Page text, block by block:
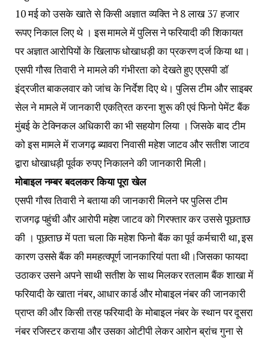
10 मई को उसके खाते से किसी अज्ञात व्यक्ति ने 8 लाख 37 हजार
रूपए निकाल लिए थे । इस मामले में पुलिस ने फरियादी की शिकायत
पर अज्ञात आरोपियों के खिलाफ धोखाधड़ी का प्रकरण दर्ज किया था।
एसपी गौरव तिवारी ने मामले की गंभीरता को देखते हुए एएसपी डॉ
इंद्रजीत बाकलवार को जांच के निर्देश दिए थे। पुलिस टीम और साइबर
सेल ने मामले में जानकारी एकत्रित करना शुरू की एवं फिनो पेमेंट बैंक
मुंबई के टेक्निकल अधिकारी का भी सहयोग लिया । जिसके बाद टीम
को इस मामले में राजगढ़ ब्यावरा निवासी महेश जाटव और सतीश जाटव
द्वारा धोखाधड़ी पूर्वक रुपए निकालने की जानकारी मिली।
मोबाइल नम्बर बदलकर किया पूरा खेल
एसपी गौरव तिवारी ने बताया की जानकारी मिलने पर पुलिस टीम
राजगढ़ पहुंची और आरोपी महेश जाटव को गिरफ्तार कर उससे पूछताछ
की । पूछताछ में पता चला कि महेश फिनो बैंक का पूर्व कर्मचारी था, इस
कारण उससे बैंक की ममहत्वपूर्ण जानकारियां पता थी।जिसका फायदा
उठाकर उसने अपने साथी सतीश के साथ मिलकर रतलाम बैंक शाखा में
फरियादी के खाता नंबर, आधार कार्ड और मोबाइल नंबर की जानकारी
प्राप्त की और किसी तरह फरियादी के मोबाइल नंबर के स्थान पर दूसरा
नंबर रजिस्टर कराया और उसका ओटीपी लेकर आरोन ब्रांच गुना से